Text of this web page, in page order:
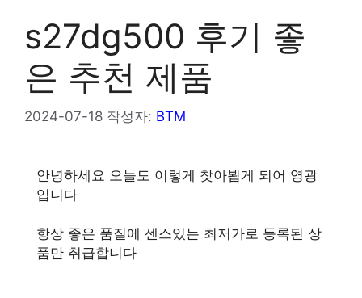
s27dg500 후기 좋
은 추천 제품
2024-07-18 작성자: BTM
안녕하세요 오늘도 이렇게 찾아뵙게 되어 영광
입니다
항상 좋은 품질에 센스있는 최저가로 등록된 상
품만 취급합니다